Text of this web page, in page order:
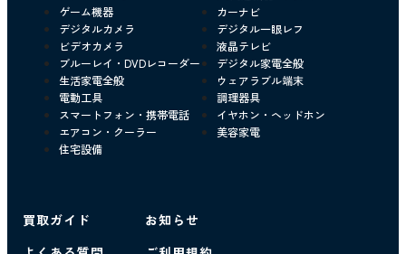
ゲーム機器
カーナビ
デジタルカメラ
デジタル一眼レフ
ビデオカメラ
液晶テレビ
ブルーレイ・DVDレコーダー
デジタル家電全般
生活家電全般
ウェアラブル端末
電動工具
調理器具
スマートフォン・携帯電話
イヤホン・ヘッドホン
エアコン・クーラー
美容家電
住宅設備
買取ガイド
お知らせ